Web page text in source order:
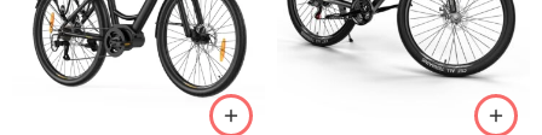
27.5"x18"